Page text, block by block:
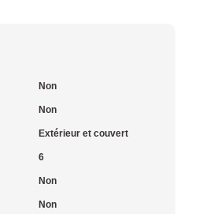
Non
Non
Extérieur et couvert
6
Non
Non